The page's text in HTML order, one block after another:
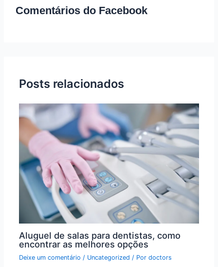
Comentários do Facebook
Posts relacionados
Aluguel de salas para dentistas, como
encontrar as melhores opções
Deixe um comentário / Uncategorized / Pordoctors